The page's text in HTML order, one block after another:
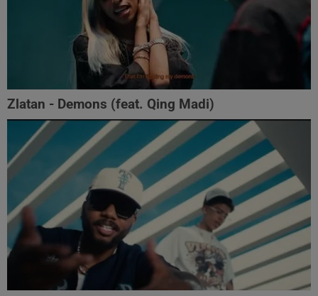
Zlatan - Demons (feat. Qing Madi)